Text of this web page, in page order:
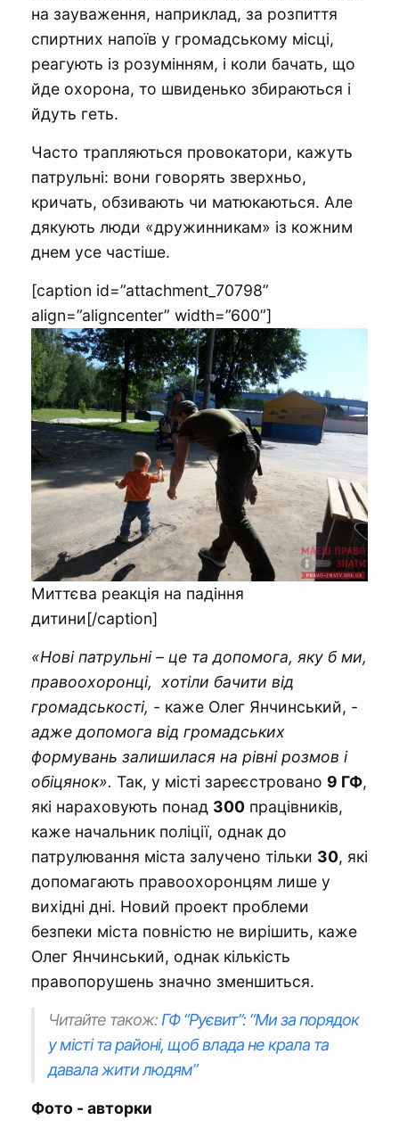
на зауваження, наприклад, за розпиття
спиртних напоїв у громадському місці,
реагують із розумінням, і коли бачать, що
йде охорона, то швиденько збираються і
йдуть геть.
Часто трапляються провокатори, кажуть
патрульні: вони говорять зверхньо,
кричать, обзивають чи матюкаються. Але
дякують люди «дружинникам» із кожним
днем усе частіше.
[caption id=”attachment_70798”
align=”aligncenter” width=”600”]
Миттєва реакція на падіння
дитини[/caption]
«Нові патрульні – це та допомога, яку б ми,
правоохоронці, хотіли бачити від
громадськості, - каже Олег Янчинський, -
адже допомога від громадських
формувань залишилася на рівні розмов і
обіцянок». Так, у місті зареєстровано 9 ГФ,
які нараховують понад 300 працівників,
каже начальник поліції, однак до
патрулювання міста залучено тільки 30, які
допомагають правоохоронцям лише у
вихідні дні. Новий проект проблеми
безпеки міста повністю не вирішить, каже
Олег Янчинський, однак кількість
правопорушень значно зменшиться.
Читайте також: ГФ “Руєвит”: “Ми за порядок
у місті та районі, щоб влада не крала та
давала жити людям”
Фото - авторки